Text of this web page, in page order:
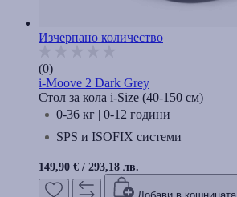
Изчерпано количество
(0)
i-Moove 2 Dark Grey
Стол за кола i-Size (40-150 cм)
0-36 кг | 0-12 години
SPS и ISOFIX системи
149,90 € / 293,18 лв.